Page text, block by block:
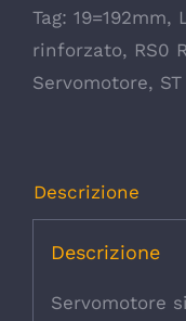
Tag: 19=192mm,
rinforzato, RS0
Servomotore,
Descrizione
Descrizione
Servomotore